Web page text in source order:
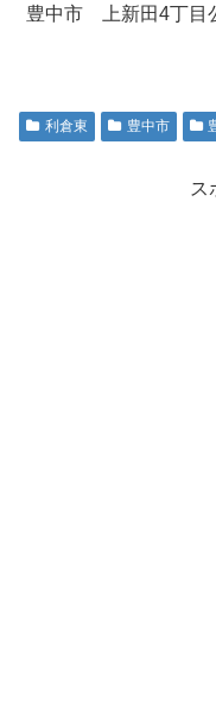
豊中市 上新田4丁目
利倉東 豊中市
ス